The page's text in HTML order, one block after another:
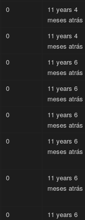
0
11 years 4
meses atrás
0
11 years 4
meses atrás
0
11 years 6
meses atrás
0
11 years 6
meses atrás
0
11 years 6
meses atrás
0
11 years 6
meses atrás
0
11 years 6
meses atrás
0
11 years 6